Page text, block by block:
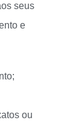
seus
e
ou